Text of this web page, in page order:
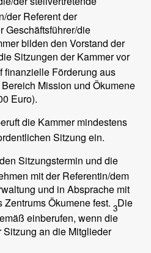
der Referent der
Geschäftsführer/die
bilden den Vorstand der
Sitzungen der Kammer vor
finanzielle Förderung aus
Mission und Ökumene
Euro).
die Kammer mindestens
Sitzung ein.
Sitzungstermin und die
mit der Referentin/dem
und in Absprache mit
Ökumene fest. 3Die
einberufen, wenn die
an die Mitglieder